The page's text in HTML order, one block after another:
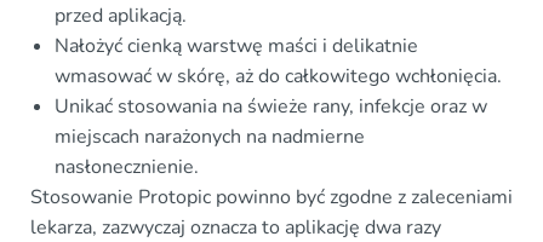
przed aplikacją.
Nałożyć cienką warstwę maści i delikatnie
wmasować w skórę, aż do całkowitego wchłonięcia.
Unikać stosowania na świeże rany, infekcje oraz w
miejscach narażonych na nadmierne
nasłonecznienie.
Stosowanie Protopic powinno być zgodne z zaleceniami
lekarza, zazwyczaj oznacza to aplikację dwa razy